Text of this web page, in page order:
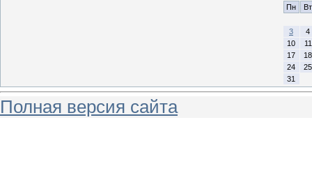
Пн
Вт
3
4
10
11
17
18
24
25
31
Полная версия сайта